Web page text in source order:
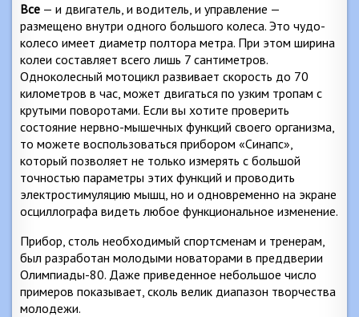
Все — и двигатель, и водитель, и управление —
размещено внутри одного большого колеса. Это чудо-
колесо имеет диаметр полтора метра. При этом ширина
колеи составляет всего лишь 7 сантиметров.
Одноколесный мотоцикл развивает скорость до 70
километров в час, может двигаться по узким тропам с
крутыми поворотами. Если вы хотите проверить
состояние нервно-мышечных функций своего организма,
то можете воспользоваться прибором «Синапс»,
который позволяет не только измерять с большой
точностью параметры этих функций и проводить
электростимуляцию мышц, но и одновременно на экране
осциллографа видеть любое функциональное изменение.
Прибор, столь необходимый спортсменам и тренерам,
был разработан молодыми новаторами в преддверии
Олимпиады-80. Даже приведенное небольшое число
примеров показывает, сколь велик диапазон творчества
молодежи.